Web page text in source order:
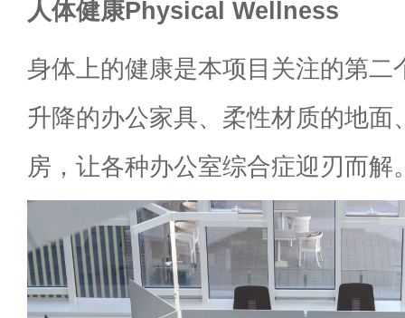
人体健康Physical Wellness
身体上的健康是本项目关注的第二
升降的办公家具、柔性材质的地面
房，让各种办公室综合症迎刃而解